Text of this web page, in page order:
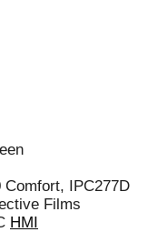
Comfort, IPC277D
Films
HMI